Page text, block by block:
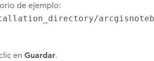
de ejemplo:
enGuardar.